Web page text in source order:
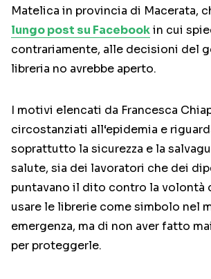
Matelica in provincia di Macerata,
lungo post su Facebookin cui
contrariamente, alle decisioni del
libreria no avrebbe aperto.
I motivi elencati da Francesca
circostanziati all‘epidemia e
soprattutto la sicurezza e la
salute, sia dei lavoratori che dei
puntavano il dito contro la volontà
usare le librerie come simbolo nel
emergenza, ma di non aver fatto
per proteggerle.